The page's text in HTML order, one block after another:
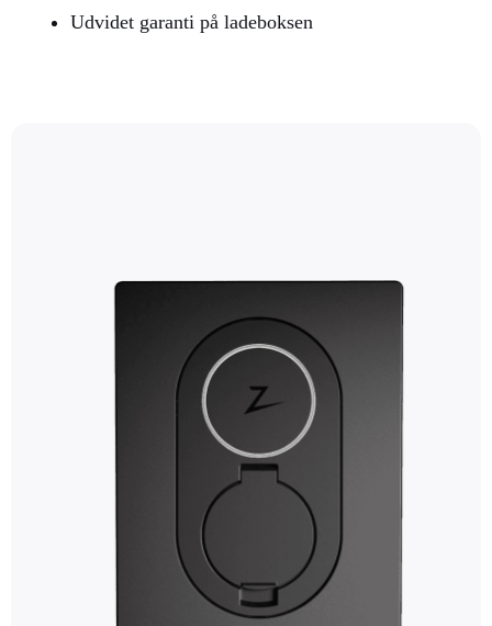
Udvidet garanti på ladeboksen